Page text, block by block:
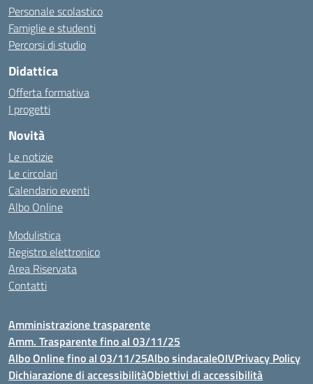
Personale scolastico
Famiglie e studenti
Percorsi di studio
Didattica
Offerta formativa
I progetti
Novità
Le notizie
Le circolari
Calendario eventi
Albo Online
Modulistica
Registro elettronico
Area Riservata
Contatti
Amministrazione trasparente
Amm. Trasparente fino al 03/11/25
Albo Online fino al 03/11/25Albo sindacaleOIVPrivacy Policy
Dichiarazione di accessibilitàObiettivi di accessibilità